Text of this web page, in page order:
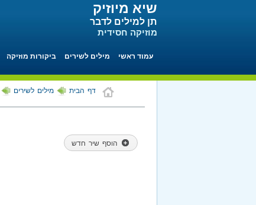
שיא מיוזיק
תן למילים לדבר
מוזיקה חסידית
עמוד ראשי מילים לשירים ביקורות מוזיקה
דף הבית מילים לשירים
הוסף שיר חדש